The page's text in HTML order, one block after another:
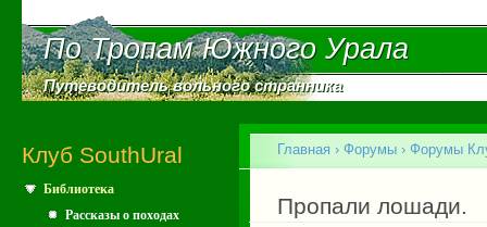
По Тропам Южного Урала
По Тропам Южного Урала
Путеводитель вольного странника
Путеводитель вольного странника
Клуб SouthUral
Библиотека
Рассказы о походах
Вы здесь
Главная › Форумы › Форумы
Пропали лошади.